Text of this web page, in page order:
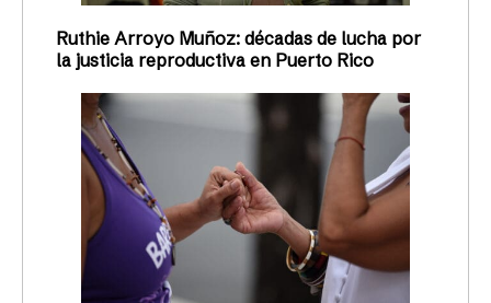
Ruthie Arroyo Muñoz: décadas de lucha por
la justicia reproductiva en Puerto Rico